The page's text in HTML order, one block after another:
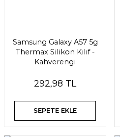
Samsung Galaxy A57 5g
Thermax Silikon Kılıf -
Kahverengi
292,98 TL
SEPETE EKLE